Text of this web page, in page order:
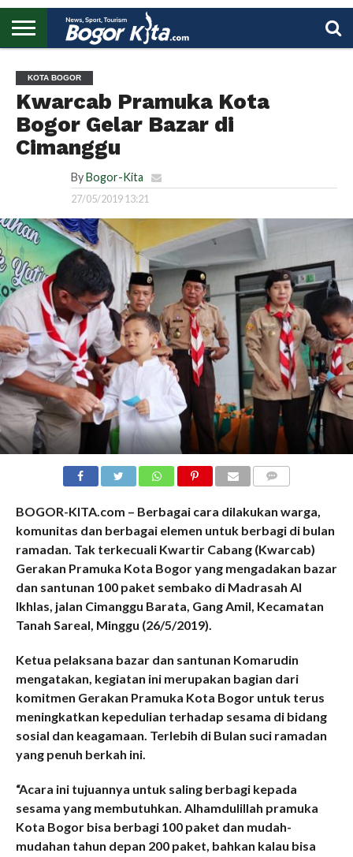
UTAMA
KOTA BOGOR
Kwarcab Pramuka Kota
Bogor Gelar Bazar di
Cimanggu
By Bogor-Kita
27/05/2019 13:21
BOGOR-KITA.com – Berbagai cara dilakukan warga,
komunitas dan berbagai elemen untuk berbagi di bulan
ramadan. Tak terkecuali Kwartir Cabang (Kwarcab)
Gerakan Pramuka Kota Bogor yang mengadakan bazar
dan santunan 100 paket sembako di Madrasah Al
Ikhlas, jalan Cimanggu Barata, Gang Amil, Kecamatan
Tanah Sareal, Minggu (26/5/2019).
Ketua pelaksana bazar dan santunan Komarudin
mengatakan, kegiatan ini merupakan bagian dari
komitmen Gerakan Pramuka Kota Bogor untuk terus
meningkatkan kepedulian terhadap sesama di bidang
sosial dan keagamaan. Terlebih di Bulan suci ramadan
yang penuh berkah ini.
“Acara ini tujuannya untuk saling berbagi kepada
sesama yang membutuhkan. Alhamdulillah pramuka
Kota Bogor bisa berbagi 100 paket dan mudah-
mudahan tahun depan 200 paket, bahkan kalau bisa